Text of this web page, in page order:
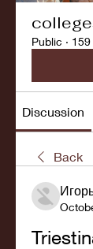
Public ·
Discussion
Back